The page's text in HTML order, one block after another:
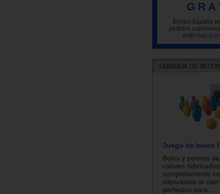
G R A
Envíos España
pedidos
(más iva)
Juego de bolos
Bolos y pelotas
colores
completamente
silenciosos al
perfectos para...